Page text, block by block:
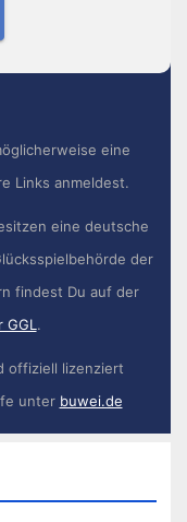
eine
Links anmeldest.
eine deutsche
der
findest Du auf der
.
offiziell lizenziert
unter buwei.de